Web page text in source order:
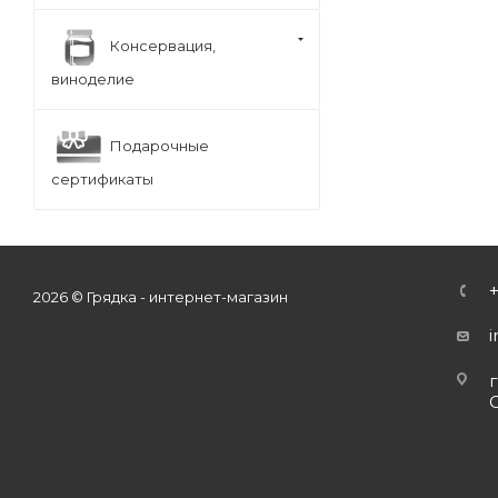
Консервация,
виноделие
Подарочные
сертификаты
2026 © Грядка - интернет-магазин